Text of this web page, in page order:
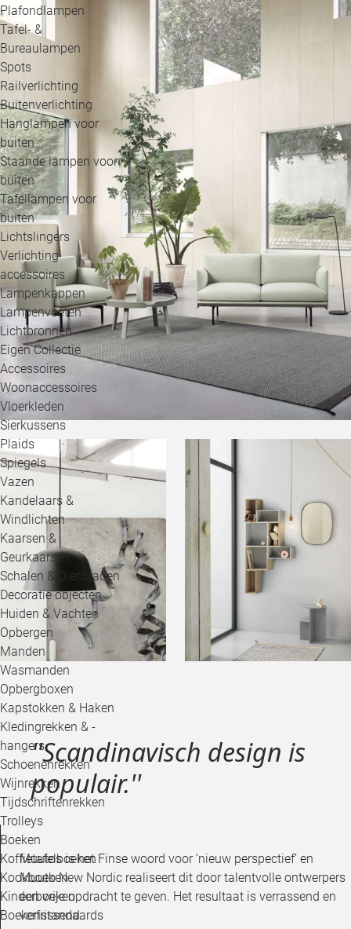
Plafondlampen
Tafel- &
Bureaulampen
Spots
Railverlichting
Buitenverlichting
Hanglampen voor
buiten
Staande lampen voor
buiten
Tafellampen voor
buiten
Lichtslingers
Verlichting
accessoires
Lampenkappen
Lampenvoeten
Lichtbronnen
Eigen Collectie
Accessoires
Woonaccessoires
Vloerkleden
Sierkussens
Plaids
Spiegels
Vazen
Kandelaars &
Windlichten
Kaarsen &
Geurkaarsen
Schalen & Dienbladen
Decoratie objecten
Huiden & Vachten
Opbergen
Manden
Wasmanden
Opbergboxen
Kapstokken & Haken
Kledingrekken & -
hangers
Schoenenrekken
Wijnrekken
Tijdschriftenrekken
Trolleys
Boeken
Koffietafelboeken
Kookboeken
Kinderboeken
Boekenstandaards
''Scandinavisch design is
populair.''
Muutos is het Finse woord voor ‘nieuw perspectief’ en
Muuto New Nordic realiseert dit door talentvolle ontwerpers
een vrije opdracht te geven. Het resultaat is verrassend en
verfrissend.